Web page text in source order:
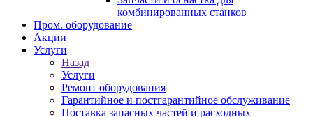
комбинированных станков
Пром. оборудование
Акции
Услуги
Назад
Услуги
Ремонт оборудования
Гарантийное и постгарантийное обслуживание
Поставка запасных частей и расходных